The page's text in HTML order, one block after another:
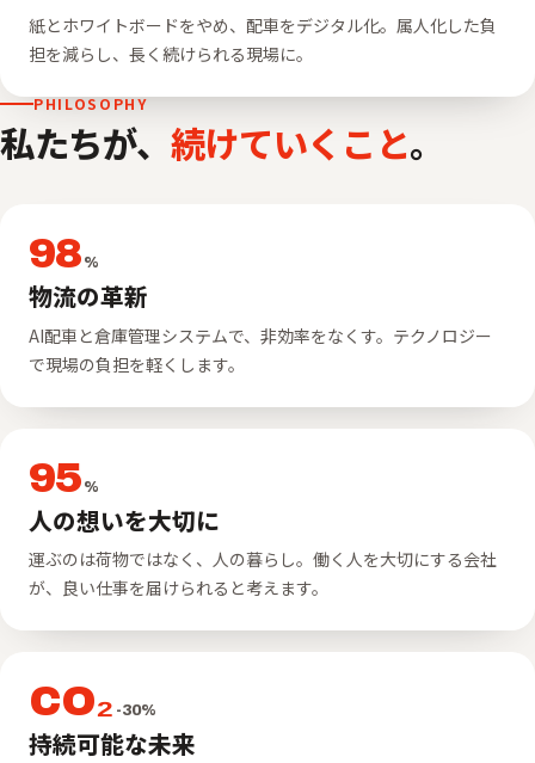
紙とホワイトボードをやめ、配車をデジタル化。属人化した負
担を減らし、長く続けられる現場に。
PHILOSOPHY
私たちが、 続けていくこと。
98 %
物流の革新
AI配車と倉庫管理システムで、非効率をなくす。テクノロジー
で現場の負担を軽くします。
95 %
人の想いを大切に
運ぶのは荷物ではなく、人の暮らし。働く人を大切にする会社
が、良い仕事を届けられると考えます。
CO₂ -30%
持続可能な未来